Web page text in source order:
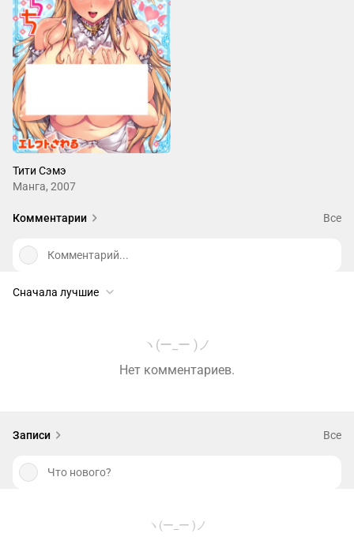
Тити Сэмэ
Манга, 2007
Комментарии Все
Комментарий...
Сначала лучшие
ヽ(ー_ー )ノ
Нет комментариев.
Записи Все
Что нового?
ヽ(ー_ー )ノ